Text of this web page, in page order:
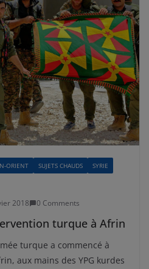
ORIENT SUJETS CHAUDS
SYRIE
2018 0 Comments
turque à Afrin
turque a commencé à
aux mains des YPG kurdes